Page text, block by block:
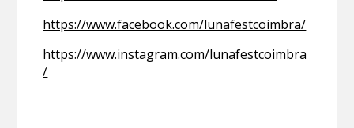
https://www.facebook.com/lunafestcoimbra/
https://www.instagram.com/lunafestcoimbra
/